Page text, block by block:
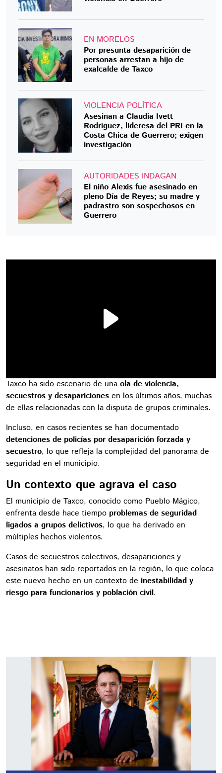
EN MORELOS
Por presunta desaparición de
personas arrestan a hijo de
exalcalde de Taxco
VIOLENCIA POLÍTICA
Asesinan a Claudia Ivett
Rodríguez, lideresa del PRI en la
Costa Chica de Guerrero; exigen
investigación
AUTORIDADES INDAGAN
El niño Alexis fue asesinado en
pleno Día de Reyes; su madre y
padrastro son sospechosos en
Guerrero
Taxco ha sido escenario de una ola de violencia,
secuestros y desapariciones en los últimos años, muchas
de ellas relacionadas con la disputa de grupos criminales.
Incluso, en casos recientes se han documentado
detenciones de policías por desaparición forzada y
secuestro, lo que refleja la complejidad del panorama de
seguridad en el municipio.
Un contexto que agrava el caso
El municipio de Taxco, conocido como Pueblo Mágico,
enfrenta desde hace tiempo problemas de seguridad
ligados a grupos delictivos, lo que ha derivado en
múltiples hechos violentos.
Casos de secuestros colectivos, desapariciones y
asesinatos han sido reportados en la región, lo que coloca
este nuevo hecho en un contexto de inestabilidad y
riesgo para funcionarios y población civil.